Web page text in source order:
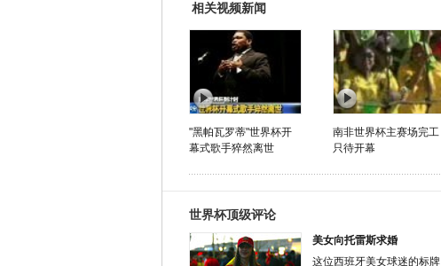
相关视频新闻
"黑帕瓦罗蒂"世界杯开
幕式歌手猝然离世
南非世界杯主赛场完工
只待开幕
世界杯顶级评论
美女向托雷斯求婚
这位西班牙美女球迷的标牌